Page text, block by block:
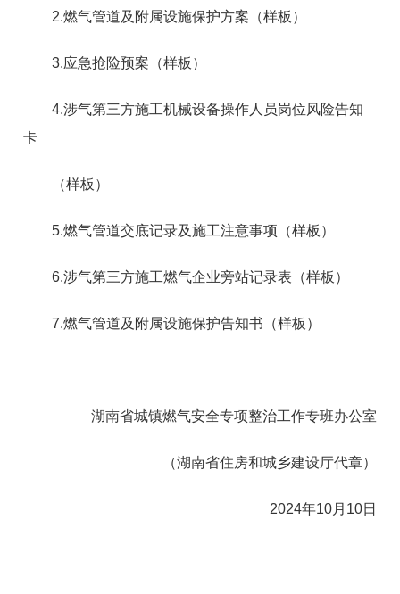
2.燃气管道及附属设施保护方案（样板）
3.应急抢险预案（样板）
4.涉气第三方施工机械设备操作人员岗位风险告知
卡
（样板）
5.燃气管道交底记录及施工注意事项（样板）
6.涉气第三方施工燃气企业旁站记录表（样板）
7.燃气管道及附属设施保护告知书（样板）
湖南省城镇燃气安全专项整治工作专班办公室
（湖南省住房和城乡建设厅代章）
2024年10月10日